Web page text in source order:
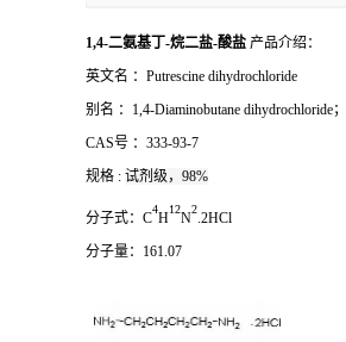
1,4-二氨基丁-烷二盐-酸盐 产品介绍：
英文名 ： Putrescine dihydrochloride
别名 ： 1,4-Diaminobutane dihydrochloride
CAS号 ： 333-93-7
规格 : 试剂级，98%
分子式： C
4
H
12
N
2
.2HCl
分子量： 161.07